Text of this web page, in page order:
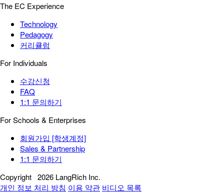
The EC Experience
Technology
Pedagogy
커리큘럼
For Individuals
수강신청
FAQ
1:1 문의하기
For Schools & Enterprises
회원가입 [학생계정]
Sales & Partnership
1:1 문의하기
Copyright 2026 LangRich Inc.
개인 정보 처리 방침 이용 약관 비디오 목록